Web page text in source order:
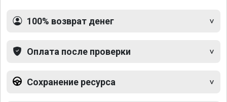
100% возврат денег
Оплата после проверки
Сохранение ресурса